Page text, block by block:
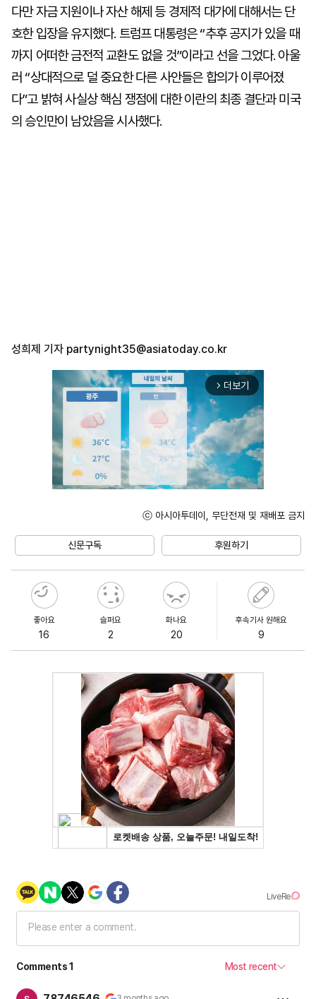
다만 자금 지원이나 자산 해제 등 경제적 대가에 대해서는 단
호한 입장을 유지했다. 트럼프 대통령은 “추후 공지가 있을 때
까지 어떠한 금전적 교환도 없을 것”이라고 선을 그었다. 아울
러 “상대적으로 덜 중요한 다른 사안들은 합의가 이루어졌
다”고 밝혀 사실상 핵심 쟁점에 대한 이란의 최종 결단과 미국
의 승인만이 남았음을 시사했다.
성희제 기자 partynight35@asiatoday.co.kr
arrow_forward_ios 더보기
ⓒ 아시아투데이, 무단전재 및 재배포 금지
신문구독 후원하기
좋아요
16
슬퍼요
2
화나요
20
후속기사 원해요
9